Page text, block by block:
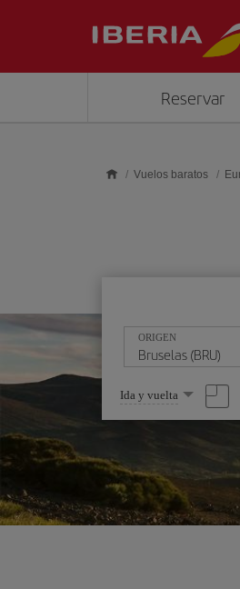
Reservar
Vuelos baratos
ORIGEN
Seleccione
una
opción
Ida y vuelta